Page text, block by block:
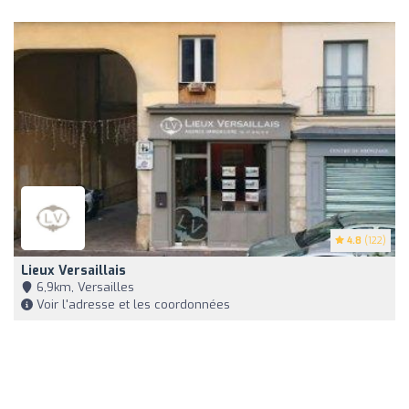
4.8 (122)
Lieux Versaillais
6,9km, Versailles
Voir l'adresse et les coordonnées